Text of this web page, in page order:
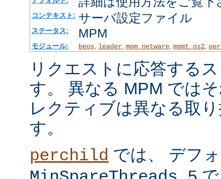
コンテキスト: サーバ設定ファイル
ステータス: MPM
モジュール: beos, leader, mpm_netware, mpmt_os2,
リクエストに応答する
す。 異なる MPM では
レクティブは異なる取
す。
perchild では、 デフ